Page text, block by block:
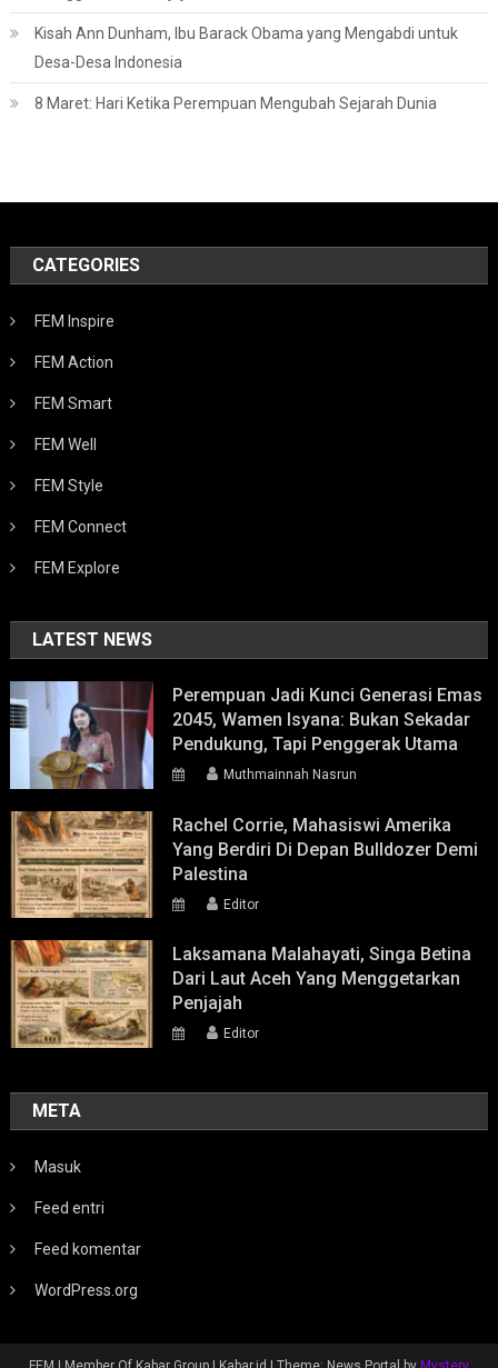
Kisah Ann Dunham, Ibu Barack Obama yang Mengabdi untuk
Desa-Desa Indonesia
8 Maret: Hari Ketika Perempuan Mengubah Sejarah Dunia
CATEGORIES
FEM Inspire
FEM Action
FEM Smart
FEM Well
FEM Style
FEM Connect
FEM Explore
LATEST NEWS
Perempuan Jadi Kunci Generasi Emas
2045, Wamen Isyana: Bukan Sekadar
Pendukung, Tapi Penggerak Utama
Muthmainnah Nasrun
Rachel Corrie, Mahasiswi Amerika
Yang Berdiri Di Depan Bulldozer Demi
Palestina
Editor
Laksamana Malahayati, Singa Betina
Dari Laut Aceh Yang Menggetarkan
Penjajah
Editor
META
Masuk
Feed entri
Feed komentar
WordPress.org